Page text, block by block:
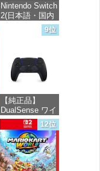
Nintendo Switch
2(日本語・国内
9位
【純正品】
DualSense ワイ
ヤレスコントロ
ーラー ミッド
ナイト ブラッ
ク(CFI-
ZCT2J01)
12位